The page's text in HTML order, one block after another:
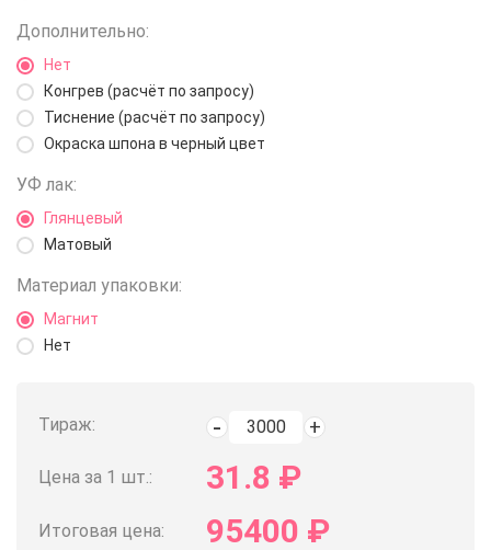
Дополнительно:
Нет
Конгрев (расчёт по запросу)
Тиснение (расчёт по запросу)
Окраска шпона в черный цвет
УФ лак:
Глянцевый
Матовый
Материал упаковки:
Магнит
Нет
Тираж:
Цена за 1 шт.: 31.8 ₽
Итоговая цена: 95400 ₽